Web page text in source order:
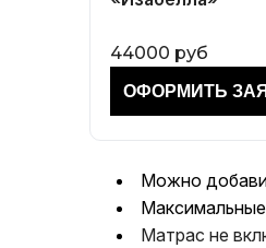
44000 руб
Можно
Матрас не